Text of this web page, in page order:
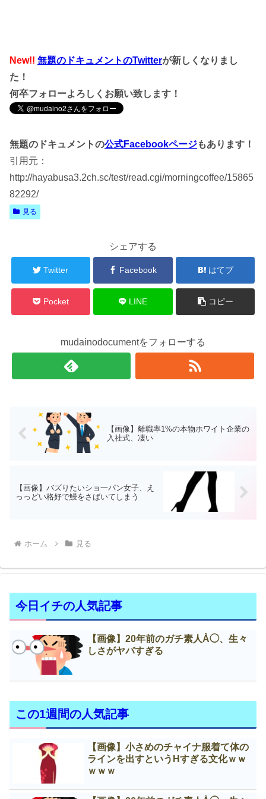
New!! 無題のドキュメントのTwitterが新しくなりまし
た！
何卒フォローよろしくお願い致します！
無題のドキュメントの公式Facebookページもあります！
引用元：
http://hayabusa3.2ch.sc/test/read.cgi/morningcoffee/15865
82292/
見る
シェアする
Twitter Facebook はてブ
Pocket LINE コピー
mudainodocumentをフォローする
【画像】離職率1%の本物ホワイト企業の
入社式、凄い
【画像】バズりたいショ一パン女子、え
っっどい格好で鰻をさばいてしまう
ホーム 見る
今日イチの人気記事
【画像】20年前のガチ素人Å◯、生々
しさがヤバすぎる
この1週間の人気記事
【画像】小さめのチャイナ服着て体の
ラインを出すというНすぎる文化ｗｗ
ｗｗｗ